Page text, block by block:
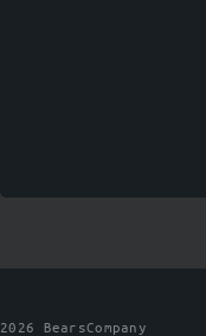
2026 BearsCompany